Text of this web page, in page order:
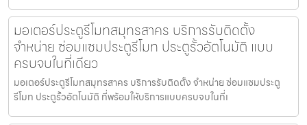
มอเตอร์ประตูรีโมทสมุทรสาคร บริการรับติดตั้ง
จำหน่าย ซ่อมแซมประตูรีโมท ประตูรั้วอัตโนมัติ แบบ
ครบจบในที่เดียว
มอเตอร์ประตูรีโมทสมุทรสาคร บริการรับติดตั้ง จำหน่าย ซ่อมแซมประตู
รีโมท ประตูรั้วอัตโนมัติ ที่พร้อมให้บริการแบบครบจบในที่เ